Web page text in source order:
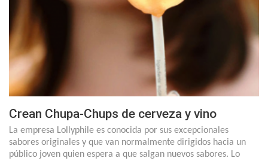
Crean Chupa-Chups de cerveza y vino
La empresa Lollyphile es conocida por sus excepcionales
sabores originales y que van normalmente dirigidos hacia un
público joven quien espera a que salgan nuevos sabores. Lo